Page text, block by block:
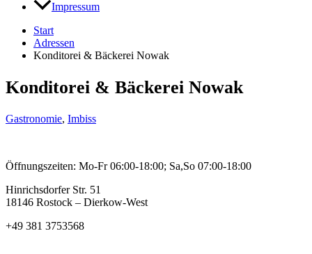
Impressum
Start
Adressen
Konditorei & Bäckerei Nowak
Konditorei & Bäckerei Nowak
Gastronomie, Imbiss
Öffnungszeiten: Mo-Fr 06:00-18:00; Sa,So 07:00-18:00
Hinrichsdorfer Str. 51
18146 Rostock – Dierkow-West
+49 381 3753568